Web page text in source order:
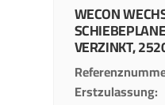
WECON
SCHIEBEPLANE
VERZINKT,
Erstzulassung